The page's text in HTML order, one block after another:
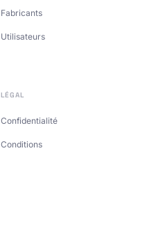
Fabricants
Utilisateurs
LÉGAL
Confidentialité
Conditions